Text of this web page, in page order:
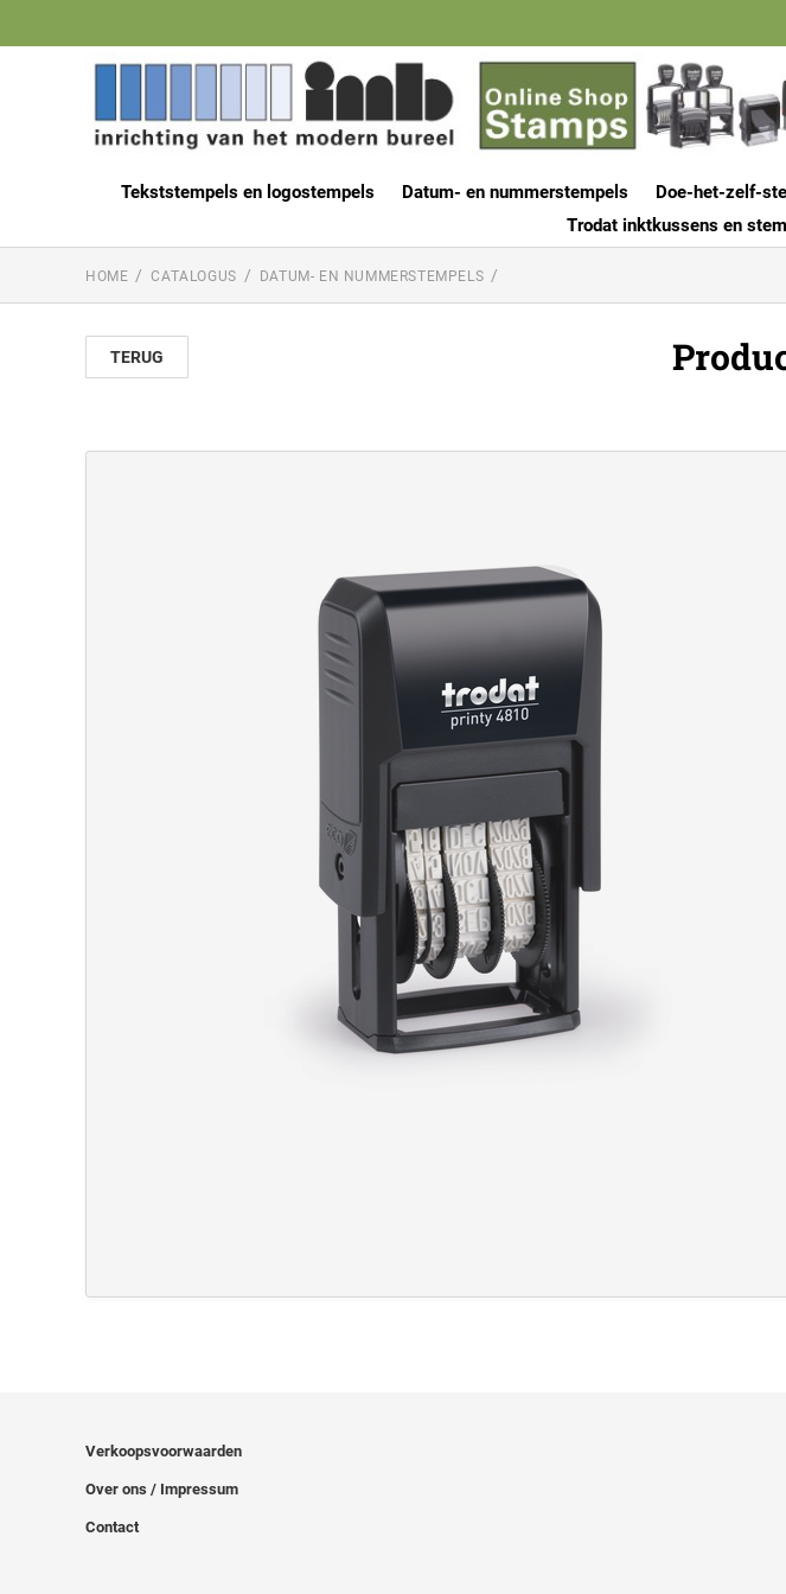
Tekststempels en logostempels Datum- en nummerstempels Doe-het-zelf-
Trodat inktkussens en
HOME CATALOGUS DATUM- EN NUMMERSTEMPELS
TERUG
Verkoopsvoorwaarden
Over ons / Impressum
Contact